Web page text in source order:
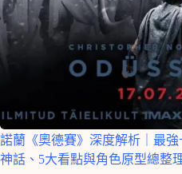
諾蘭《奧德賽》深度解析｜最
神話、5大看點與角色原型總整